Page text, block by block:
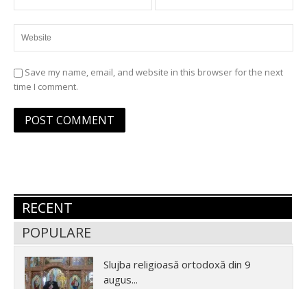
Save my name, email, and website in this browser for the next
time I comment.
RECENT
POPULARE
Slujba religioasă ortodoxă din 9
augus...